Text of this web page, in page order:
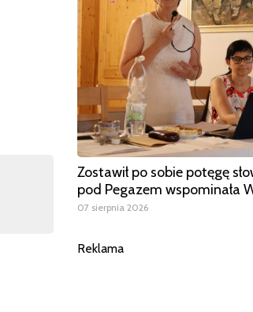
Zostawił po sobie potęgę
pod Pegazem wspominała
07 sierpnia 2026
Reklama